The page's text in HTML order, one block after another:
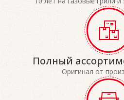
Полный
Оригинал от